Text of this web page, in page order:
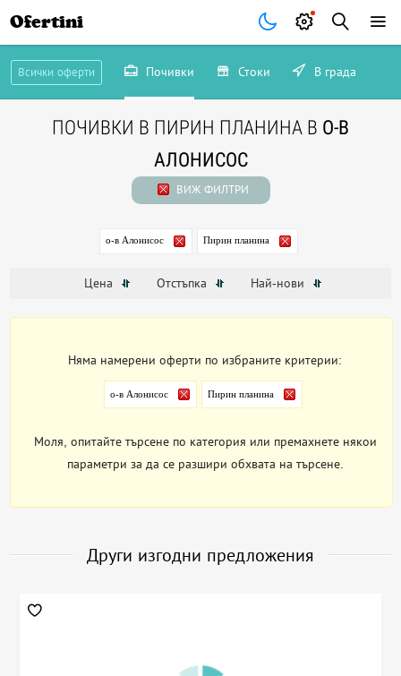
Ofertini
Всички оферти Почивки Стоки В града
ПОЧИВКИ В ПИРИН ПЛАНИНА В О-В
АЛОНИСОС
ВИЖ ФИЛТРИ
о-в Алонисос Пирин планина
Цена Отстъпка Най-нови
Няма намерени оферти по избраните критерии:
о-в Алонисос Пирин планина
Моля, опитайте търсене по категория или премахнете някои
параметри за да се разшири обхвата на търсене.
Други изгодни предложения